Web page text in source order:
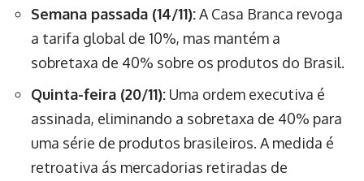
Semana passada (14/11):A Casa Branca revoga
a tarifa global de 10%, mas mantém a
sobretaxa de 40% sobre os produtos do Brasil.
Quinta-feira (20/11): Uma ordem executiva é
assinada, eliminando a sobretaxa de 40% para
uma série de produtos brasileiros. A medida é
retroativa ás mercadorias retiradas de